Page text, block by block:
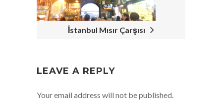
İstanbul Mısır Çarşısı
LEAVE A REPLY
Your email address will not be published.